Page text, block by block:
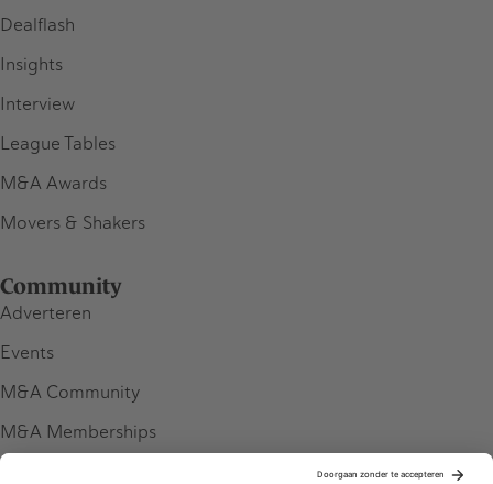
Dealflash
Insights
Interview
League Tables
M&A Awards
Movers & Shakers
Community
Adverteren
Events
M&A Community
M&A Memberships